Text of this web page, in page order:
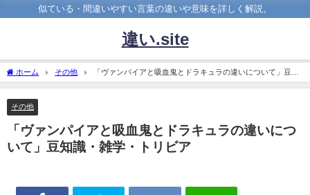
似ている・間違いやすい言葉の違いや意味を詳しく解説。
違い.site
ホーム その他
「ヴァンパイアと吸血鬼とドラキュラの違いについて」豆知
識・雑学・トリビア
その他
「ヴァンパイアと吸血鬼とドラキュラの違いにつ
いて」豆知識・雑学・トリビア